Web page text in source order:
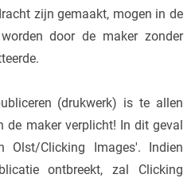
zijn gemaakt, mogen in de
door de maker zonder
(drukwerk) is te allen
de maker verplicht! In dit geval
Clicking Images'. Indien
ontbreekt, zal Clicking